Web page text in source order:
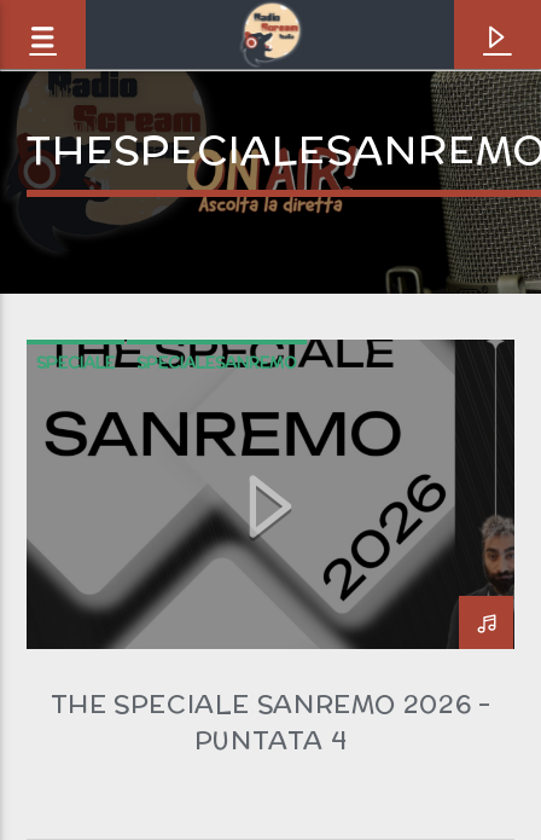
Brano in onda
Pubblicità [1yk]
Reggaeton boom boom
Clicca PLAY! Non si sente? Clicca qui!
Radio scream italia
SPECIALE
SPECIALESANREMO
THESPECIALESANREMO
THE SPECIALE SANREMO 2026 –
PUNTATA 4